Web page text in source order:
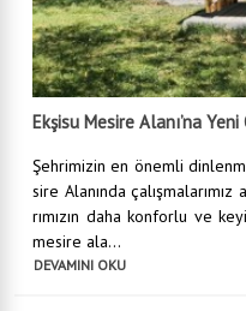
Ekşisu Mesire Alanı’na
Şehrimizin en önemli
sire Alanında
rımızın daha konforlu ve
mesire ala...
DEVAMINI OKU